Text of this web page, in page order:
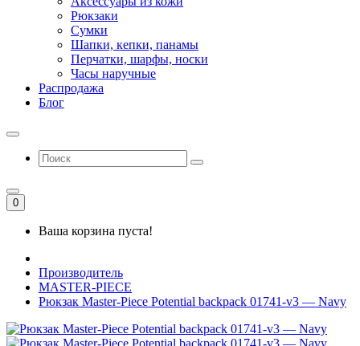
Рюкзаки
Сумки
Шапки, кепки, панамы
Перчатки, шарфы, носки
Часы наручные
Распродажа
Блог
0
Ваша корзина пуста!
Производитель
MASTER-PIECE
Рюкзак Master-Piece Potential backpack 01741-v3 — Navy